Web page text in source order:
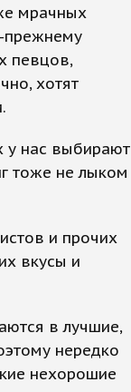
мрачных
прежнему
певцов,
хотят
у нас выбирают
тоже не лыком
и прочих
вкусы и
в лучшие,
нередко
нехорошие